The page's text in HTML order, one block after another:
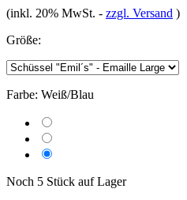
(inkl. 20% MwSt. - zzgl. Versand )
Größe:
Farbe: Weiß/Blau
Noch 5 Stück auf Lager